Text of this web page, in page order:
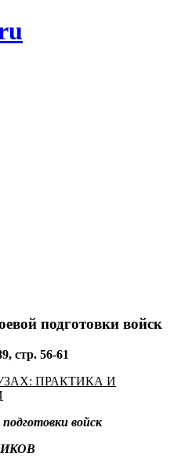
подготовки войск
56-61
ПРАКТИКА И
войск